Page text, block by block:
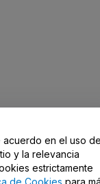
acuerdo en el uso
y la relevancia
estrictamente
de Cookies para